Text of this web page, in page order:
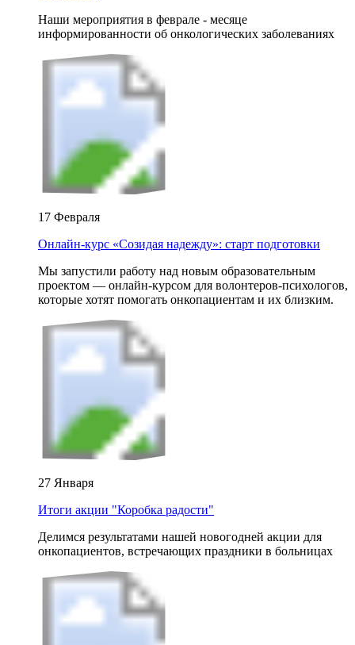
Наши мероприятия в феврале - месяце
информированности об онкологических заболеваниях
17 Февраля
Онлайн-курс «Созидая надежду»: старт подготовки
Мы запустили работу над новым образовательным
проектом — онлайн-курсом для волонтеров-психологов,
которые хотят помогать онкопациентам и их близким.
27 Января
Итоги акции "Коробка радости"
Делимся результатами нашей новогодней акции для
онкопациентов, встречающих праздники в больницах